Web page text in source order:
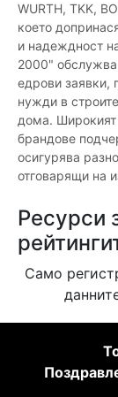
WURTH, TKK,
което
и надеждност
2000" обслужва
едрови заявки,
нужди в
дома. Широкият
брандове
осигурява
отговарящи на
Ресурси
Само